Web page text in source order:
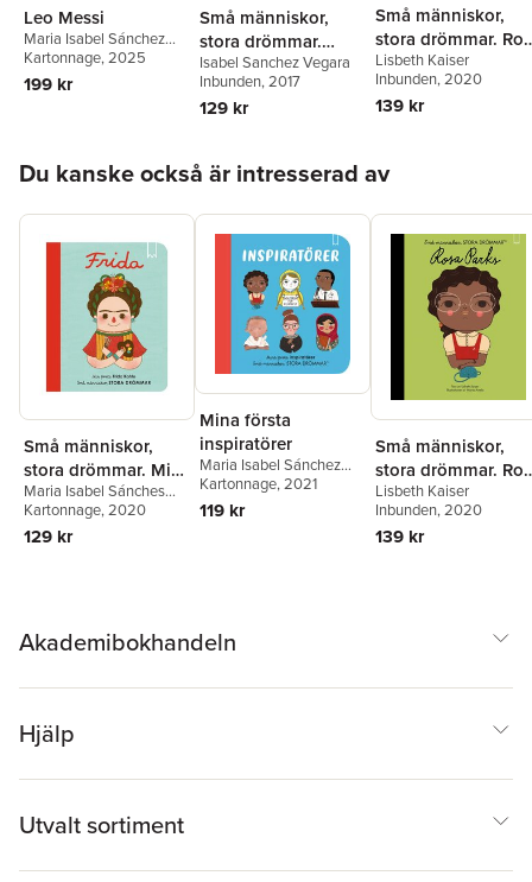
Leo Messi
Maria Isabel Sánchez
Vegara
Kartonnage, 2025
199 kr
Små människor,
stora drömmar.
Amelia Earhart
Isabel Sanchez Vegara
Inbunden, 2017
129 kr
Små människor,
stora drömmar.
Parks
Lisbeth Kaiser
Inbunden, 2020
139 kr
Du kanske också är intresserad av
Små människor,
stora drömmar. Min
första Frida Kahlo
Maria Isabel Sánches
Vegara
Kartonnage, 2020
129 kr
Mina första
inspiratörer
Maria Isabel Sánchez
Vegara,Lisbeth Kaiser
Kartonnage, 2021
119 kr
Små människor,
stora drömmar.
Parks
Lisbeth Kaiser
Inbunden, 2020
139 kr
Akademibokhandeln
Hjälp
Utvalt sortiment